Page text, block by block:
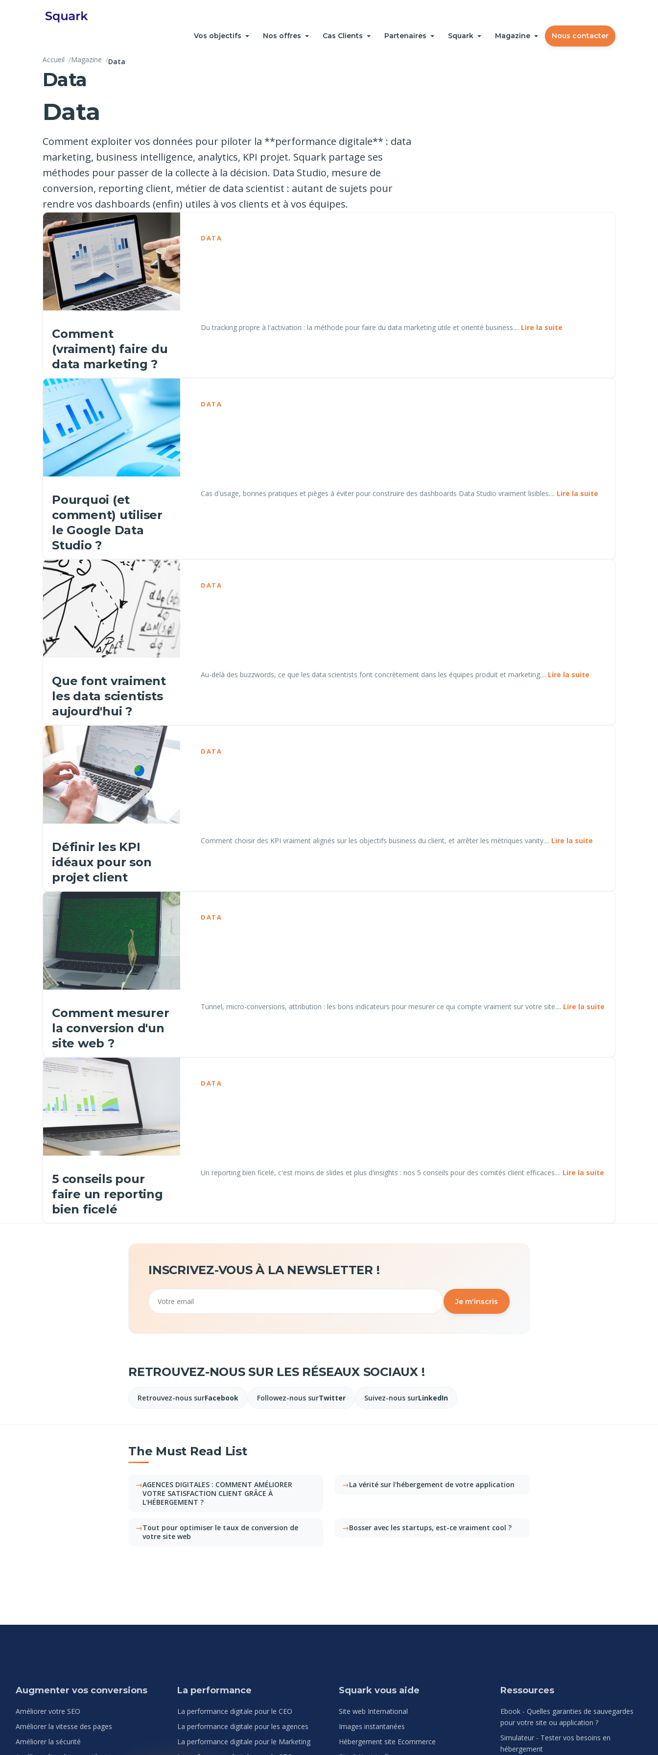
Vos objectifs Nos offres Cas Clients Partenaires Squark Magazine Nous contacter
Accueil Magazine Data
Data
Data
Comment exploiter vos données pour piloter la **performance digitale** : data
marketing, business intelligence, analytics, KPI projet. Squark partage ses
méthodes pour passer de la collecte à la décision. Data Studio, mesure de
conversion, reporting client, métier de data scientist : autant de sujets pour
rendre vos dashboards (enfin) utiles à vos clients et à vos équipes.
DATA
Comment
(vraiment) faire du
data marketing ?
Du tracking propre à l'activation : la méthode pour faire du data marketing utile et orienté business.... Lire la suite
DATA
Pourquoi (et
comment) utiliser
le Google Data
Studio ?
Cas d'usage, bonnes pratiques et pièges à éviter pour construire des dashboards Data Studio vraiment lisibles.... Lire la suite
DATA
Que font vraiment
les data scientists
aujourd'hui ?
Au-delà des buzzwords, ce que les data scientists font concrètement dans les équipes produit et marketing.... Lire la suite
DATA
Définir les KPI
idéaux pour son
projet client
Comment choisir des KPI vraiment alignés sur les objectifs business du client, et arrêter les métriques vanity.... Lire la suite
DATA
Comment mesurer
la conversion d'un
site web ?
Tunnel, micro-conversions, attribution : les bons indicateurs pour mesurer ce qui compte vraiment sur votre site.... Lire la suite
DATA
5 conseils pour
faire un reporting
bien ficelé
Un reporting bien ficelé, c'est moins de slides et plus d'insights : nos 5 conseils pour des comités client efficaces.... Lire la suite
INSCRIVEZ-VOUS À LA NEWSLETTER !
Email
Je m'inscris
RETROUVEZ-NOUS SUR LES RÉSEAUX SOCIAUX !
Retrouvez-nous surFacebook Followez-nous surTwitter Suivez-nous surLinkedIn
The Must Read List
AGENCES DIGITALES : COMMENT AMÉLIORER
VOTRE SATISFACTION CLIENT GRÂCE À
L'HÉBERGEMENT ?
La vérité sur l'hébergement de votre application
Tout pour optimiser le taux de conversion de
votre site web
Bosser avec les startups, est-ce vraiment cool ?
Augmenter vos conversions
Améliorer votre SEO
Améliorer la vitesse des pages
Améliorer la sécurité
La performance
La performance digitale pour le CEO
La performance digitale pour les agences
La performance digitale pour le Marketing
Squark vous aide
Site web International
Images instantanées
Hébergement site Ecommerce
Ressources
Ebook - Quelles garanties de sauvegardes
pour votre site ou application ?
Simulateur - Tester vos besoins en
hébergement